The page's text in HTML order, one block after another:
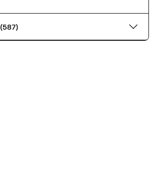
Valoraciones (587)